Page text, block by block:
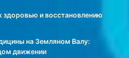
и восстановлению
на Земляном Валу:
движении